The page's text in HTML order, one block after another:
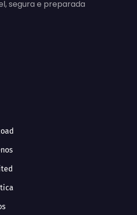
segura e preparada